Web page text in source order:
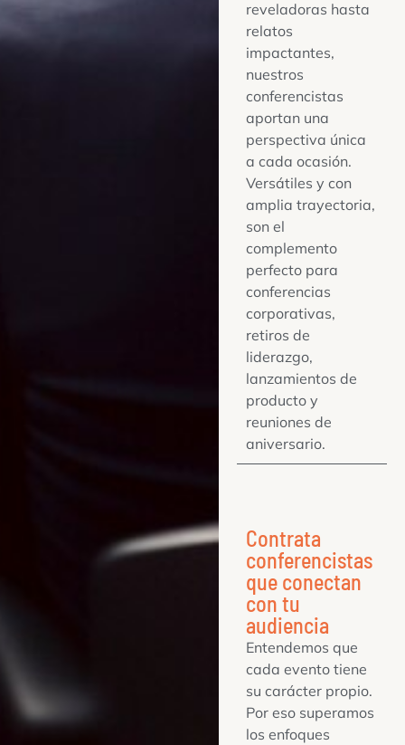
reveladoras hasta
relatos
impactantes,
nuestros
conferencistas
aportan una
perspectiva única
a cada ocasión.
Versátiles y con
amplia trayectoria,
son el
complemento
perfecto para
conferencias
corporativas,
retiros de
liderazgo,
lanzamientos de
producto y
reuniones de
aniversario.
Contrata
conferencistas
que conectan
con tu
audiencia
Entendemos que
cada evento tiene
su carácter propio.
Por eso superamos
los enfoques